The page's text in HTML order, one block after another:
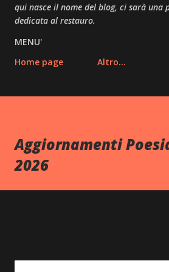
qui nasce il nome del blog, ci sarà una
dedicata al restauro.
MENU'
Home page
Altro…
Aggiornamenti
2026